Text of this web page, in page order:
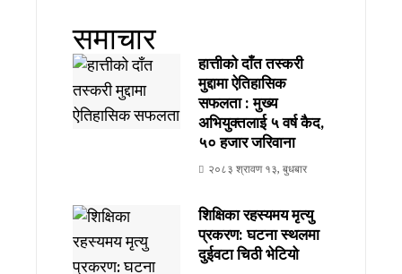
समाचार
हात्तीको दाँत तस्करी
मुद्दामा ऐतिहासिक
सफलता : मुख्य
अभियुक्तलाई ५ वर्ष कैद,
₹५० हजार जरिवाना
२०८३ श्रावण १३, बुधबार
शिक्षिका रहस्यमय मृत्यु
प्रकरण: घटना स्थलमा
दुईवटा चिठी भेटियो